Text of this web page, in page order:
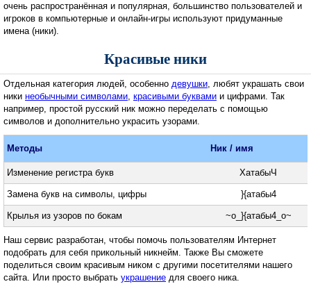
очень распространённая и популярная, большинство пользователей и
игроков в компьютерные и онлайн-игры используют придуманные
имена (ники).
Красивые ники
Отдельная категория людей, особенно девушки, любят украшать свои
ники необычными символами, красивыми буквами и цифрами. Так
например, простой русский ник можно переделать с помощью
символов и дополнительно украсить узорами.
Методы Ник / имя
Изменение регистра букв ХатабыЧ
Замена букв на символы, цифры }{атабы4
Крылья из узоров по бокам ~o_}{атабы4_o~
Наш сервис разработан, чтобы помочь пользователям Интернет
подобрать для себя прикольный никнейм. Также Вы сможете
поделиться своим красивым ником с другими посетителями нашего
сайта. Или просто выбрать украшение для своего ника.